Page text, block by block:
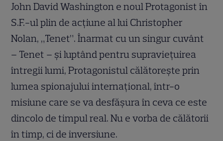
John David Washington e noul Protagonist în
S.F.-ul plin de acţiune al lui Christopher
Nolan, „Tenet”. Înarmat cu un singur cuvânt
– Tenet – şi luptând pentru supravieţuirea
întregii lumi, Protagonistul călătoreşte prin
lumea spionajului internaţional, într-o
misiune care se va desfăşura în ceva ce este
dincolo de timpul real. Nu e vorba de călătorii
în timp, ci de inversiune.